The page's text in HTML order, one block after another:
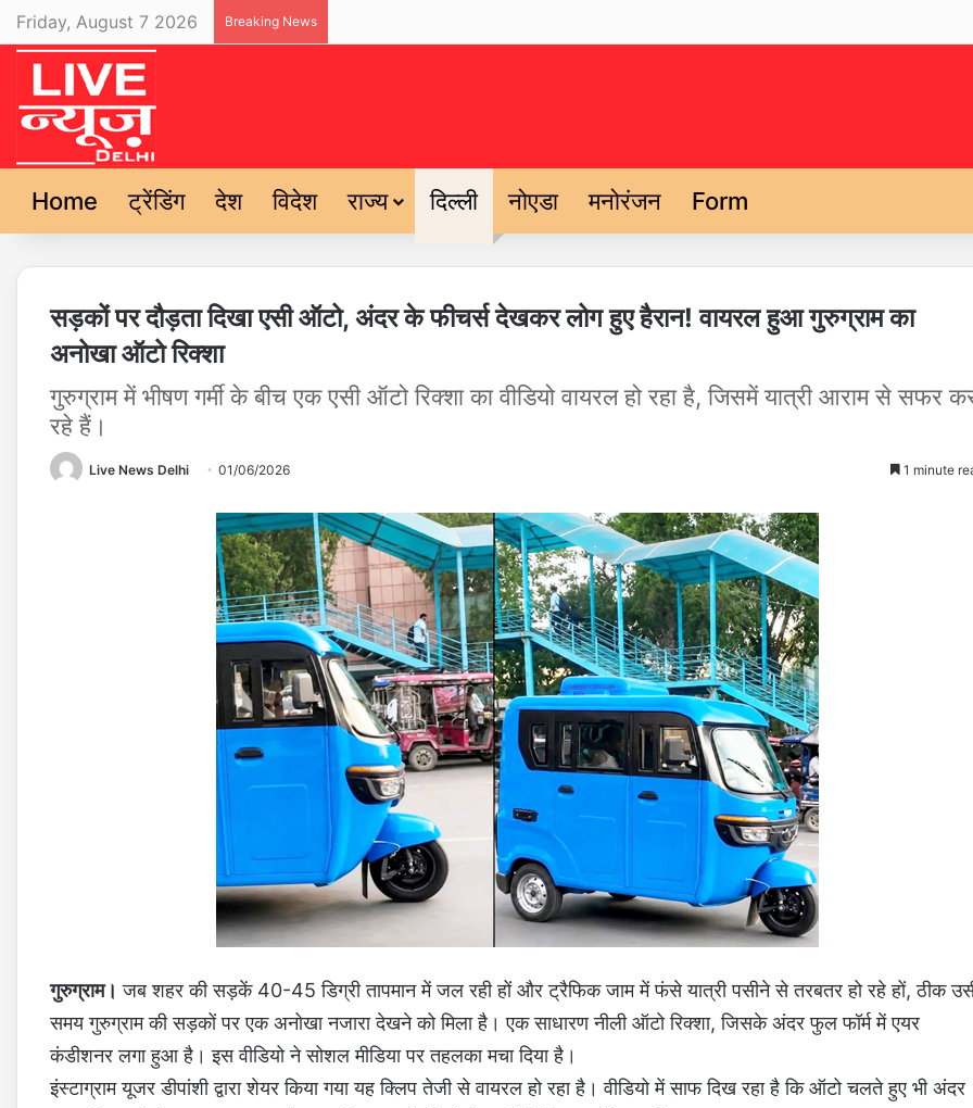
Friday, August 7 2026 Breaking News
Home ट्रेंडिंग देश विदेश राज्य दिल्ली नोएडा मनोरंजन Form
सड़कों पर दौड़ता दिखा एसी ऑटो, अंदर के फीचर्स देखकर लोग हुए हैरान! वायरल हुआ गुरुग्राम का
अनोखा ऑटो रिक्शा
गुरुग्राम में भीषण गर्मी के बीच एक एसी ऑटो रिक्शा का वीडियो वायरल हो रहा है, जिसमें यात्री आराम से सफर
रहे हैं।
Live News Delhi 01/06/2026 1 minute
गुरुग्राम। जब शहर की सड़कें 40-45 डिग्री तापमान में जल रही हों और ट्रैफिक जाम में फंसे यात्री पसीने से तरबतर हो रहे हों, ठीक
समय गुरुग्राम की सड़कों पर एक अनोखा नजारा देखने को मिला है। एक साधारण नीली ऑटो रिक्शा, जिसके अंदर फुल फॉर्म में एयर
कंडीशनर लगा हुआ है। इस वीडियो ने सोशल मीडिया पर तहलका मचा दिया है।
इंस्टाग्राम यूजर डीपांशी द्वारा शेयर किया गया यह क्लिप तेजी से वायरल हो रहा है। वीडियो में साफ दिख रहा है कि ऑटो चलते हुए भी अंदर